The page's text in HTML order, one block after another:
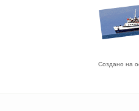
Создано на